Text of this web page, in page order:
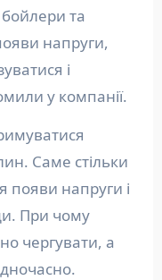
та
напруги,
і
у компанії.
Саме стільки
появи напруги і
При чому
чергувати, а